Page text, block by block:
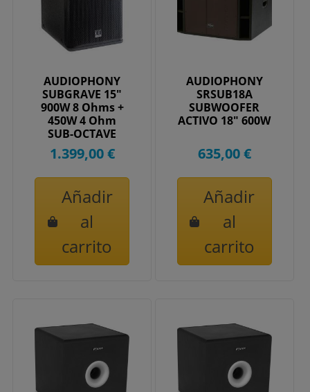
AUDIOPHONY
SUBGRAVE 15"
900W 8 Ohms +
450W 4 Ohm
SUB-OCTAVE
1.399,00 €
Añadir
al
carrito
AUDIOPHONY
SRSUB18A
SUBWOOFER
ACTIVO 18" 600W
635,00 €
Añadir
al
carrito